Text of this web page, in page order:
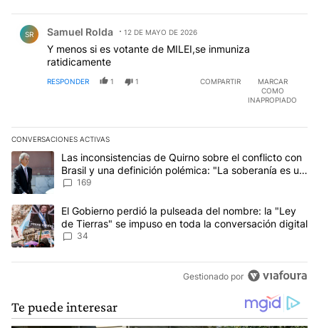
SR Samuel Rolda 12 DE MAYO DE 2026
Y menos si es votante de MILEI,se inmuniza
ratidicamente
RESPONDER 1 1 COMPARTIR
MARCAR
COMO
INAPROPIADO
CONVERSACIONES ACTIVAS
Este listado muestra los artículos con más comentarios en los
Un artículo de tendencia con el título "Las inconsistencias de
Las inconsistencias de Quirno sobre el conflicto con
Brasil y una definición polémica: "La soberanía es un
concepto antiguo"
169
Un artículo de tendencia con el título "El Gobierno perdió la
El Gobierno perdió la pulseada del nombre: la "Ley
de Tierras" se impuso en toda la conversación digital
34
Gestionado por